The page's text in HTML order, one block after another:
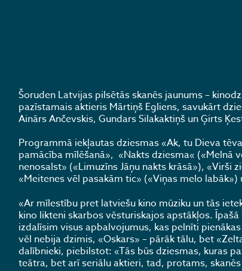
Šoruden Latvijas pilsētās skanēs jaunums –
pazīstamais aktieris Mārtiņš Egliens, savukārt
Ainārs Ančevskis, Gundars Silakaktiņš un Ģirts
Programmā iekļautas dziesmas «Ak, tu Dieva
pamācība mīlēšanā», «Nakts dziesma« («Melnā
nenosalst» («Limuzīns Jāņu nakts krāsā»), «Virši
«Meitenes vēl pasakām tic» («Viņas melo
«Ar mīlestību pret latviešu kino mūziku un tās
kino likteni skarbos vēsturiskajos apstākļos.
izdalīsim visus apbalvojumus, kas pelnīti
vēl nebija dzimis, «Oskars» – pārāk tālu, bet
dalībnieki, piebilstot: «Tās būs dziesmas, kuras
teātra, bet arī seriālu aktieri, tad, protams,